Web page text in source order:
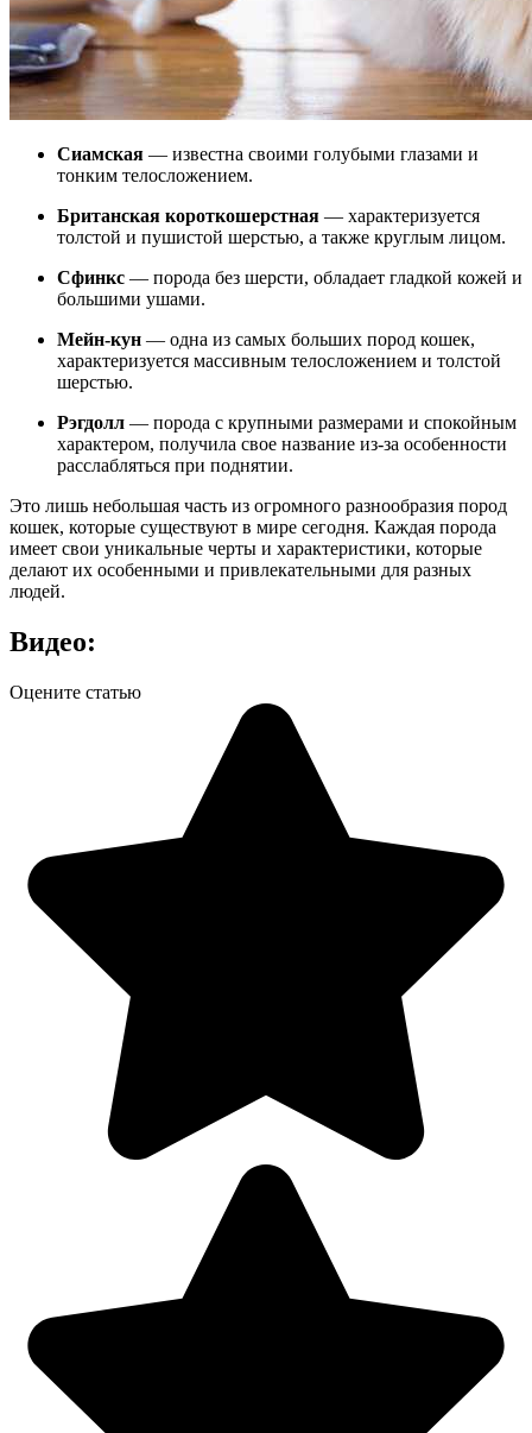
Сиамская — известна своими голубыми глазами и
тонким телосложением.
Британская короткошерстная — характеризуется
толстой и пушистой шерстью, а также круглым лицом.
Сфинкс — порода без шерсти, обладает гладкой кожей и
большими ушами.
Мейн-кун — одна из самых больших пород кошек,
характеризуется массивным телосложением и толстой
шерстью.
Рэгдолл — порода с крупными размерами и спокойным
характером, получила свое название из-за особенности
расслабляться при поднятии.
Это лишь небольшая часть из огромного разнообразия пород
кошек, которые существуют в мире сегодня. Каждая порода
имеет свои уникальные черты и характеристики, которые
делают их особенными и привлекательными для разных
людей.
Видео:
Оцените статью